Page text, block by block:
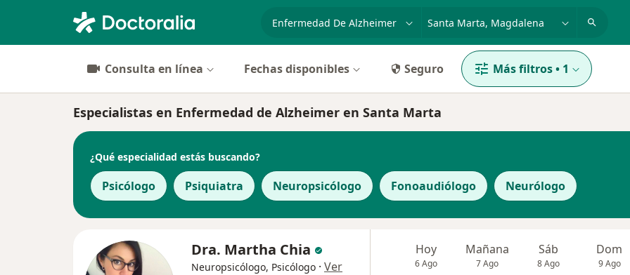
Consulta en línea Fechas disponibles Seguro Más filtros• 1
Especialistas en Enfermedad de Alzheimer en Santa Marta
¿Qué especialidad estás buscando?
Psicólogo Psiquiatra Neuropsicólogo Fonoaudiólogo Neurólogo
Dra. Martha Chia
Neuropsicólogo, Psicólogo · Ver
Hoy
6 Ago
Mañana
7 Ago
Sáb
8 Ago
Dom
9 Ago